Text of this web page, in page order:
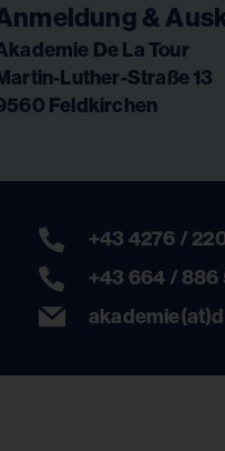
&
De La Tour
Luther-Straße 13
Feldkirchen
+43 4276 /
+43 664 / 886